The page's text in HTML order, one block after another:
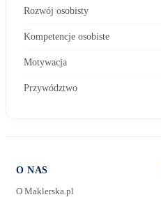
Rozwój osobisty
Kompetencje osobiste
Motywacja
Przywództwo
O NAS
O Maklerska.pl